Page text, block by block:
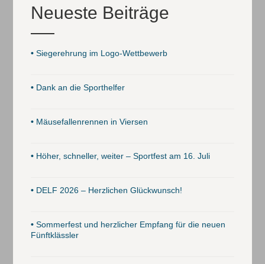
Neueste Beiträge
• Siegerehrung im Logo-Wettbewerb
• Dank an die Sporthelfer
• Mäusefallenrennen in Viersen
• Höher, schneller, weiter – Sportfest am 16. Juli
• DELF 2026 – Herzlichen Glückwunsch!
• Sommerfest und herzlicher Empfang für die neuen
Fünftklässler